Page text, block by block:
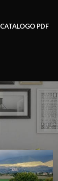
CATALOGO PDF
18